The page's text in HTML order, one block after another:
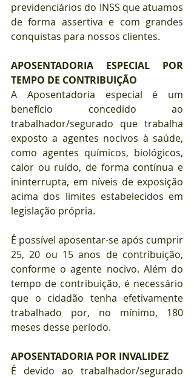
previdenciários do INSS que atuamos
de forma assertiva e com grandes
conquistas para nossos clientes.
APOSENTADORIA ESPECIAL POR
TEMPO DE CONTRIBUIÇÃO
A Aposentadoria especial é um
benefício concedido ao
trabalhador/segurado que trabalha
exposto a agentes nocivos à saúde,
como agentes químicos, biológicos,
calor ou ruído, de forma contínua e
ininterrupta, em níveis de exposição
acima dos limites estabelecidos em
legislação própria.
É possível aposentar-se após cumprir
25, 20 ou 15 anos de contribuição,
conforme o agente nocivo. Além do
tempo de contribuição, é necessário
que o cidadão tenha efetivamente
trabalhado por, no mínimo, 180
meses desse período.
APOSENTADORIA POR INVALIDEZ
É devido ao trabalhador/segurado